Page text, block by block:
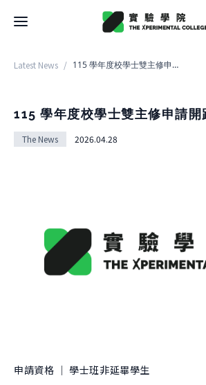
Latest News
College
About College
Residence
Application
Documents
Course
About Course
College Experiment
Allies
Latest News / 115 學年度校學士雙主修申請開跑囉！
115 學年度校學士雙主修申請開
The News 2026.04.28
申請資格 ｜ 學士班非延畢學生